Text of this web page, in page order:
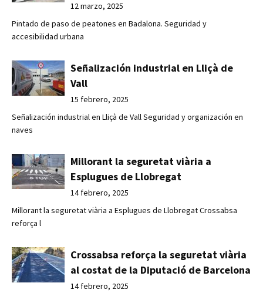
12 marzo, 2025
Pintado de paso de peatones en Badalona. Seguridad y
accesibilidad urbana
Señalización industrial en Lliçà de
Vall
15 febrero, 2025
Señalización industrial en Lliçà de Vall Seguridad y organización en
naves
Millorant la seguretat viària a
Esplugues de Llobregat
14 febrero, 2025
Millorant la seguretat viària a Esplugues de Llobregat Crossabsa
reforça l
Crossabsa reforça la seguretat viària
al costat de la Diputació de Barcelona
14 febrero, 2025